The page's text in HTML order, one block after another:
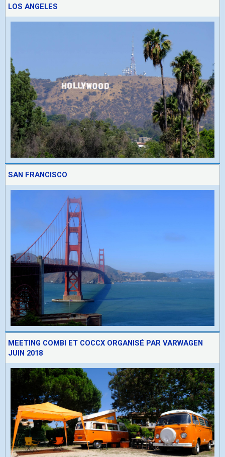
LOS ANGELES
SAN FRANCISCO
MEETING COMBI ET COCCX ORGANISÉ PAR VARWAGEN
JUIN 2018